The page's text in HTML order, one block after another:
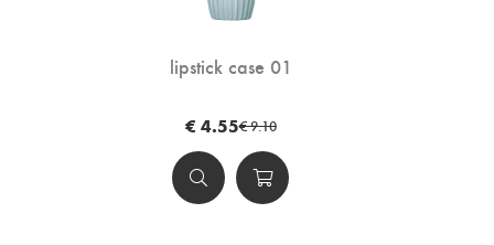
lipstick case 01
€ 4.55€ 9.10